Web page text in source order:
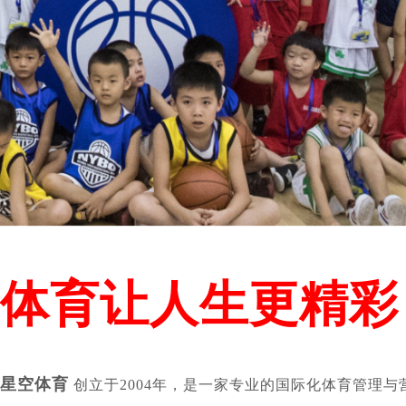
体育让人生更精彩
星空体育 创立于2004年，是一家专业的国际化体育管理